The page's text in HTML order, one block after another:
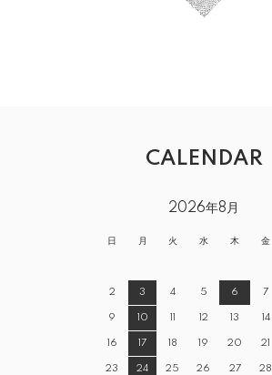
CALENDAR
2026年8月
日 月 火 水 木 金
2 3 4 5 6 7
9 10 11 12 13 14
16 17 18 19 20 21
23 24 25 26 27 28